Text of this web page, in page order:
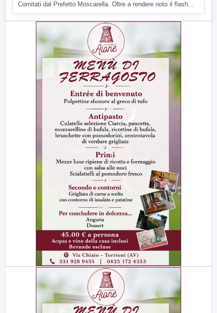
Comitati dal Prefetto Moscarella. Oltre a rendere noto il flash...